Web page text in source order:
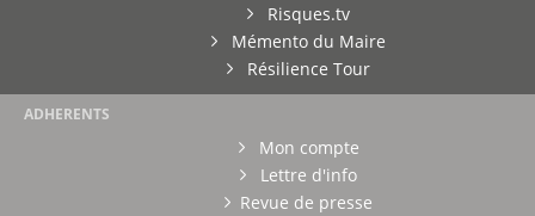
Risques.tv
Mémento du Maire
Résilience Tour
ADHERENTS
Mon compte
Lettre d'info
Revue de presse